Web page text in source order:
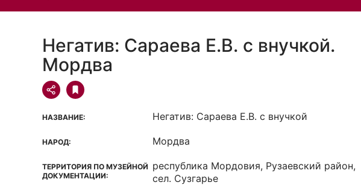
Негатив: Сараева Е.В. с внучкой.
Мордва
НАЗВАНИЕ: Негатив: Сараева Е.В. с внучкой
НАРОД: Мордва
ТЕРРИТОРИЯ ПО МУЗЕЙНОЙ
ДОКУМЕНТАЦИИ:
республика Мордовия, Рузаевский район,
сел. Сузгарье